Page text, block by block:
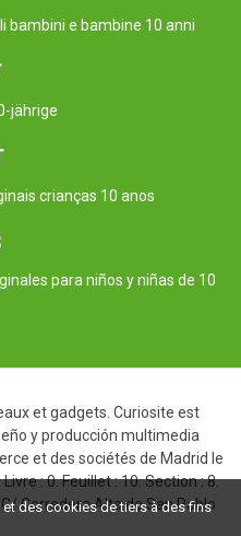
bambini e bambine 10 anni
jährige
crianças 10 anos
para niños y niñas de 10
et gadgets. Curiosite est
y producción multimedia
et des sociétés de Madrid le
: 0. Feuillet : 10. Section : 8.
Corredera Alta de San Pablo
des cookies de tiers à des fins